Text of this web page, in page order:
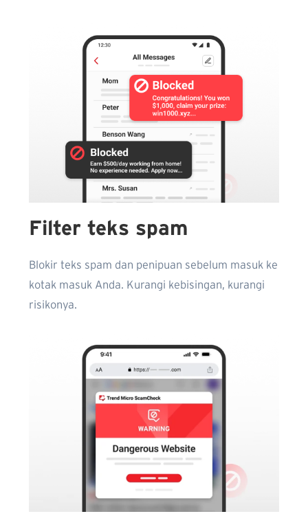
Filter teks spam
Blokir teks spam dan penipuan sebelum masuk ke
kotak masuk Anda. Kurangi kebisingan, kurangi
risikonya.